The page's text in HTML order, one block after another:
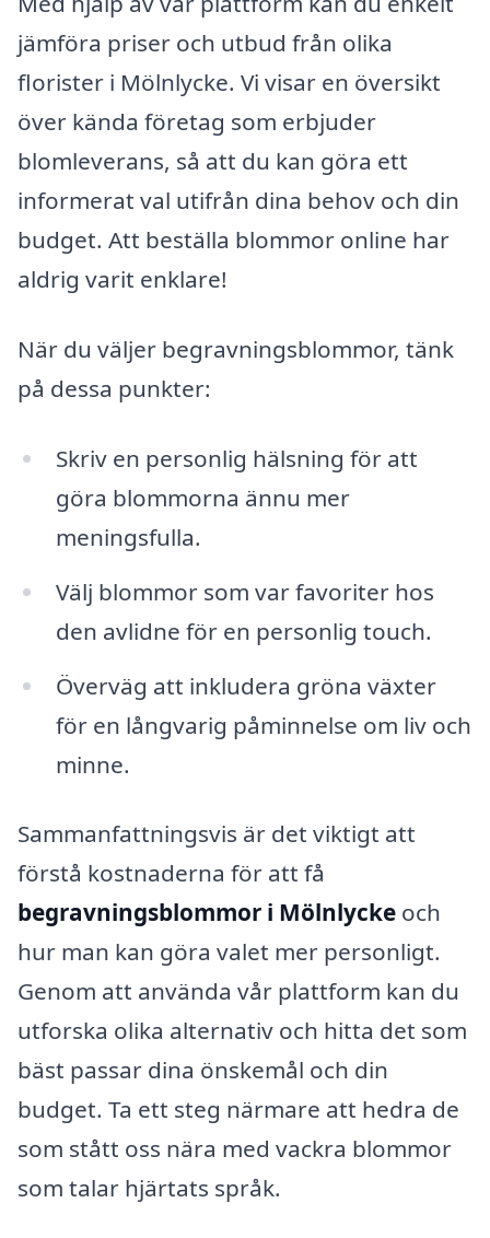
jämföra priser och utbud från olika
florister i Mölnlycke. Vi visar en översikt
över kända företag som erbjuder
blomleverans, så att du kan göra ett
informerat val utifrån dina behov och din
budget. Att beställa blommor online har
aldrig varit enklare!
När du väljer begravningsblommor, tänk
på dessa punkter:
Skriv en personlig hälsning för att
göra blommorna ännu mer
meningsfulla.
Välj blommor som var favoriter hos
den avlidne för en personlig touch.
Överväg att inkludera gröna växter
för en långvarig påminnelse om liv och
minne.
Sammanfattningsvis är det viktigt att
förstå kostnaderna för att få
begravningsblommor i Mölnlycke och
hur man kan göra valet mer personligt.
Genom att använda vår plattform kan du
utforska olika alternativ och hitta det som
bäst passar dina önskemål och din
budget. Ta ett steg närmare att hedra de
som stått oss nära med vackra blommor
som talar hjärtats språk.